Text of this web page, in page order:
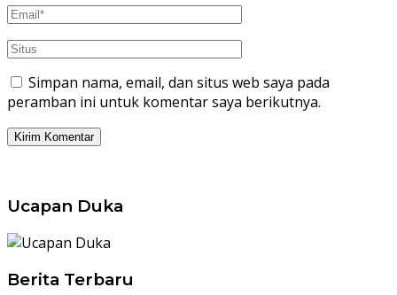
Simpan nama, email, dan situs web saya pada
peramban ini untuk komentar saya berikutnya.
Ucapan Duka
Berita Terbaru